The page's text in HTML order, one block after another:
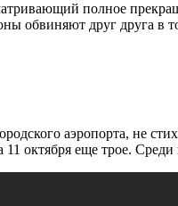
полное
обвиняют друг друга в
аэропорта, не
11 октября еще трое.